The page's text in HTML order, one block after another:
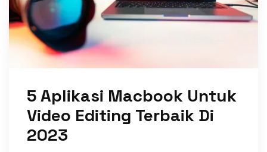
5 Aplikasi Macbook Untuk
Video Editing Terbaik Di
2023